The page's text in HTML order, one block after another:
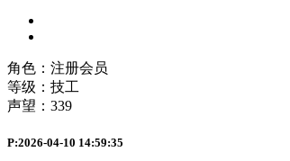
角色：注册会员
等级：技工
声望： 339
P:2026-04-10 14:59:35